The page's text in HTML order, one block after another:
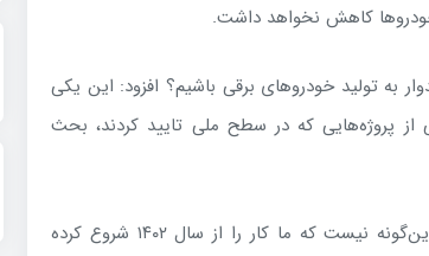
کاهش نخواهد داشت.
تولید خودروهای برقی باشیم؟ افزود: این یکی
پروژه‌هایی که در سطح ملی تایید کردند، بحث
منطقی تصریح کرد: در رابطه با برقی‌سازی این‌گونه نیست که ما کار را از سال ۱۴۰۲ شروع کرده